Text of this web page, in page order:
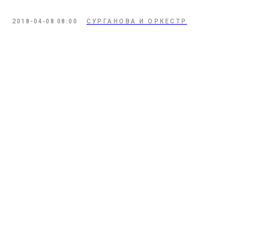
2018-04-08 08:00 СУРГАНОВА И ОРКЕСТР